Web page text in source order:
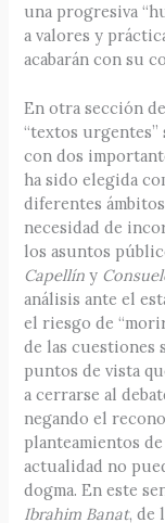
una progresiva
a valores y
acabarán con su
En otra sección
“textos urgentes”
con dos
ha sido elegida
diferentes
necesidad de
los asuntos
Capellíny
análisis ante el
el riesgo de
de las cuestiones
puntos de vista
a cerrarse al
negando el
planteamientos
actualidad no
dogma. En este
Ibrahim Banat, de